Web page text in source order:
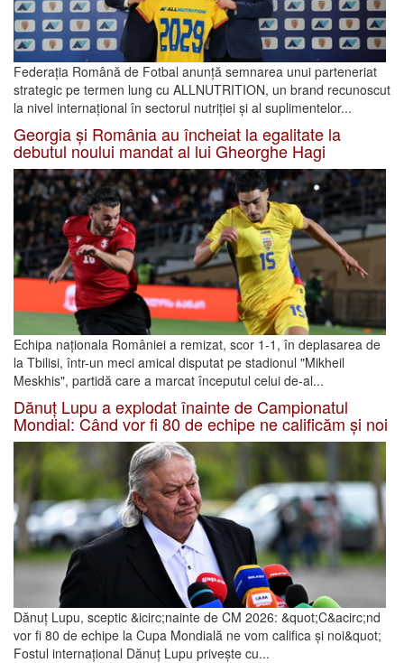
Federația Română de Fotbal anunță semnarea unui parteneriat
strategic pe termen lung cu ALLNUTRITION, un brand recunoscut
la nivel internațional în sectorul nutriției și al suplimentelor...
Georgia și România au încheiat la egalitate la
debutul noului mandat al lui Gheorghe Hagi
Echipa naționala României a remizat, scor 1-1, în deplasarea de
la Tbilisi, într-un meci amical disputat pe stadionul "Mikheil
Meskhis", partidă care a marcat începutul celui de-al...
Dănuț Lupu a explodat înainte de Campionatul
Mondial: Când vor fi 80 de echipe ne calificăm și noi
Dănuț Lupu, sceptic &icirc;nainte de CM 2026: &quot;C&acirc;nd
vor fi 80 de echipe la Cupa Mondială ne vom califica și noi&quot;
Fostul internațional Dănuț Lupu privește cu...